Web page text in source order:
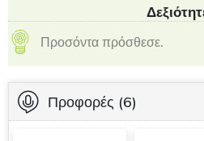
Προσόντα πρόσθεσε.
Προφορές (6)